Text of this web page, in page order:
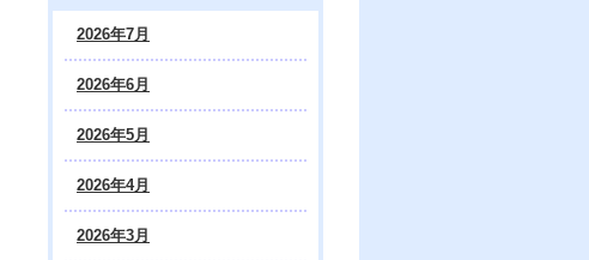
2026年7月
2026年6月
2026年5月
2026年4月
2026年3月